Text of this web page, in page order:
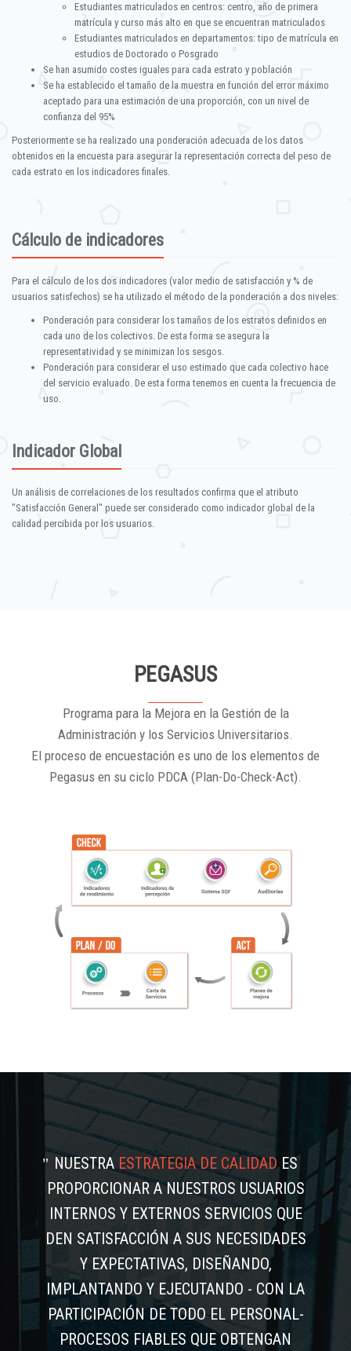
Estudiantes matriculados en centros: centro, año de primera
matrícula y curso más alto en que se encuentran matriculados
Estudiantes matriculados en departamentos: tipo de matrícula en
estudios de Doctorado o Posgrado
Se han asumido costes iguales para cada estrato y población
Se ha establecido el tamaño de la muestra en función del error máximo
aceptado para una estimación de una proporción, con un nivel de
confianza del 95%
Posteriormente se ha realizado una ponderación adecuada de los datos
obtenidos en la encuesta para asegurar la representación correcta del peso de
cada estrato en los indicadores finales.
Cálculo de indicadores
Para el cálculo de los dos indicadores (valor medio de satisfacción y % de
usuarios satisfechos) se ha utilizado el método de la ponderación a dos niveles:
Ponderación para considerar los tamaños de los estratos definidos en
cada uno de los colectivos. De esta forma se asegura la
representatividad y se minimizan los sesgos.
Ponderación para considerar el uso estimado que cada colectivo hace
del servicio evaluado. De esta forma tenemos en cuenta la frecuencia de
uso.
Indicador Global
Un análisis de correlaciones de los resultados confirma que el atributo
"Satisfacción General" puede ser considerado como indicador global de la
calidad percibida por los usuarios.
PEGASUS
Programa para la Mejora en la Gestión de la
Administración y los Servicios Universitarios.
El proceso de encuestación es uno de los elementos de
Pegasus en su ciclo PDCA (Plan-Do-Check-Act).
NUESTRAESTRATEGIA DE CALIDADES
PROPORCIONAR A NUESTROS USUARIOS
INTERNOS Y EXTERNOS SERVICIOS QUE
DEN SATISFACCIÓN A SUS NECESIDADES
Y EXPECTATIVAS, DISEÑANDO,
IMPLANTANDO Y EJECUTANDO - CON LA
PARTICIPACIÓN DE TODO EL PERSONAL-
PROCESOS FIABLES QUE OBTENGAN